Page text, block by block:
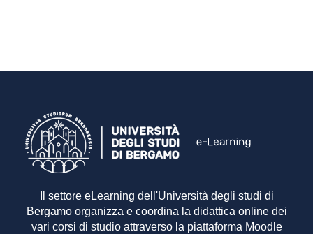
Il settore eLearning dell'Università degli studi di
Bergamo organizza e coordina la didattica online dei
vari corsi di studio attraverso la piattaforma Moodle